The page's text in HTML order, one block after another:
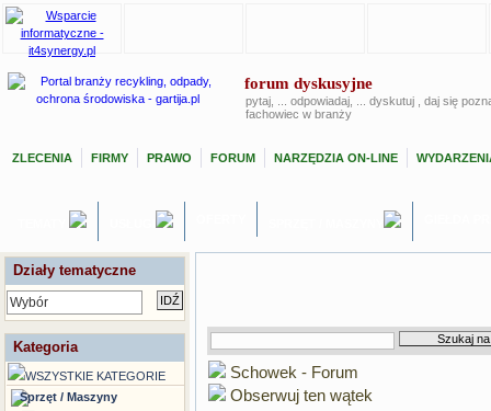
forum dyskusyjne
pytaj, ... odpowiadaj, ... dyskutuj , daj się
fachowiec w branży
ZLECENIA FIRMY PRAWO FORUM NARZĘDZIA ON-LINE
Działy tematyczne
Wybór
Kategoria
WSZYSTKIE KATEGORIE
Sprzęt / Maszyny
Schowek - Forum
Obserwuj ten wątek